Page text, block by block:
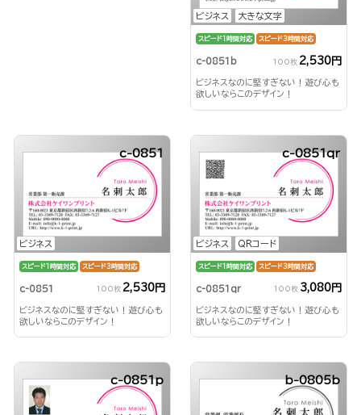
ビジネス 大きな文字
スピード1時間対応 スピード3時間対応
c-0851b 100枚 2,530円
ビジネスなのに堅すぎない！遊び心も
欲しいならこのデザイン！
ビジネス
c-0851
スピード1時間対応 スピード3時間対応
c-0851 100枚 2,530円
ビジネスなのに堅すぎない！遊び心も
欲しいならこのデザイン！
ビジネス QRコード
c-0851qr
スピード1時間対応 スピード3時間対応
c-0851qr 100枚 3,080円
ビジネスなのに堅すぎない！遊び心も
欲しいならこのデザイン！
c-0851p b-0805b